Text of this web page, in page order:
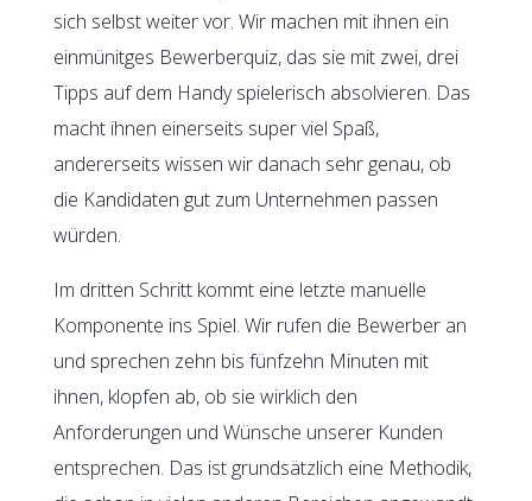
sich selbst weiter vor. Wir machen mit ihnen ein
einmünitges Bewerberquiz, das sie mit zwei, drei
Tipps auf dem Handy spielerisch absolvieren. Das
macht ihnen einerseits super viel Spaß,
andererseits wissen wir danach sehr genau, ob
die Kandidaten gut zum Unternehmen passen
würden.
Im dritten Schritt kommt eine letzte manuelle
Komponente ins Spiel. Wir rufen die Bewerber an
und sprechen zehn bis fünfzehn Minuten mit
ihnen, klopfen ab, ob sie wirklich den
Anforderungen und Wünsche unserer Kunden
entsprechen. Das ist grundsätzlich eine Methodik,